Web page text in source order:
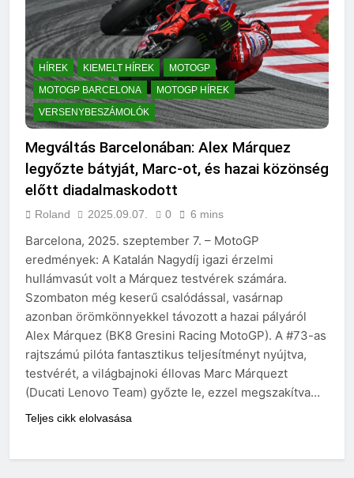
HÍREK KIEMELT HÍREK
MOTOGP
MOTOGP BARCELONA
MOTOGP HÍREK
VERSENYBESZÁMOLÓK
Megváltás Barcelonában: Alex Márquez
legyőzte bátyját, Marc-ot, és hazai közönség
előtt diadalmaskodott
Roland 2025.09.07. 0 6 mins
Barcelona, 2025. szeptember 7. – MotoGP
eredmények: A Katalán Nagydíj igazi érzelmi
hullámvasút volt a Márquez testvérek számára.
Szombaton még keserű csalódással, vasárnap
azonban örömkönnyekkel távozott a hazai pályáról
Alex Márquez (BK8 Gresini Racing MotoGP). A #73-as
rajtszámú pilóta fantasztikus teljesítményt nyújtva,
testvérét, a világbajnoki éllovas Marc Márquezt
(Ducati Lenovo Team) győzte le, ezzel megszakítva…
Teljes cikk elolvasása